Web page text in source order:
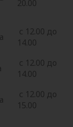
20.00
с 12.00 до
14.00
с 12.00 до
14.00
с 12.00 до
15.00